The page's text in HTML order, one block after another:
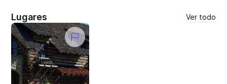
Lugares Ver todo